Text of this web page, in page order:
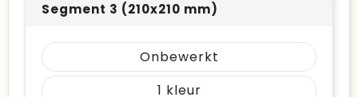
Segment 3 (210x210 mm)
Onbewerkt
1